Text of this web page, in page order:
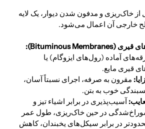
از خاک‌ریزی و مدفون شدن دیوار، یک لایه
خارجی آن اعمال می‌شود.
قیری (Bituminous Membranes):
آماده (رول‌های ایزوگام) یا
قیری مایع.
مقرون به صرفه، اجرای نسبتاً آسان،
خوب به بتن.
آسیب‌پذیری در برابر اشیاء تیز و
در حین خاک‌ریزی، طول عمر
در برابر سیکل‌های یخبندان، کاهش